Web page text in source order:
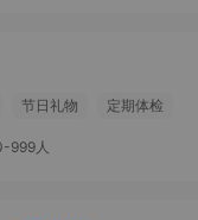
节日礼物 定期体检
999人